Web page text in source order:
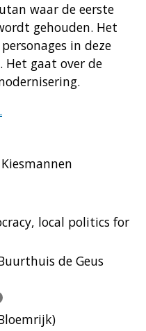
waar de eerste
gehouden. Het
in deze
Het gaat over de
local politics for
de Geus